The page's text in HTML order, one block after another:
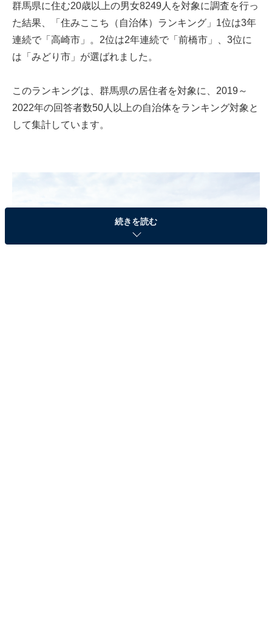
群馬県に住む20歳以上の男女8249人を対象に調査を行っ
た結果、「住みここち（自治体）ランキング」1位は3年
連続で「高崎市」。2位は2年連続で「前橋市」、3位に
は「みどり市」が選ばれました。
このランキングは、群馬県の居住者を対象に、2019～
2022年の回答者数50人以上の自治体をランキング対象と
して集計しています。
続きを読む